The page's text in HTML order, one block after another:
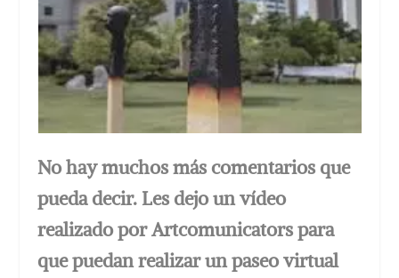
No hay muchos más comentarios que
pueda decir. Les dejo un vídeo
realizado por Artcomunicators para
que puedan realizar un paseo virtual